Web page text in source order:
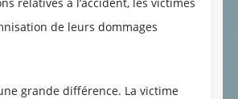
de leurs dommages
grande différence. La victime